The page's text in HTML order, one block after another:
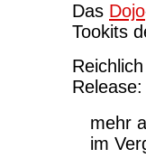
Das Dojo
Tookits
Release:
mehr
im